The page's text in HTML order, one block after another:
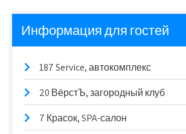
Информация для гостей
187 Service, автокомплекс
20 ВёрстЪ, загородный клуб
7 Красок, SPA-салон